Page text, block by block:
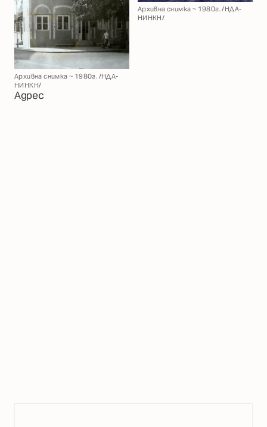
Архивна снимка ~ 1980г. /НДА-
НИНКН/
Архивна снимка ~ 1980г. /НДА-
НИНКН/
Адрес